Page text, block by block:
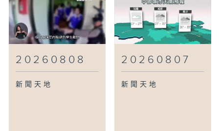
20260808
新聞天地
20260807
新聞天地